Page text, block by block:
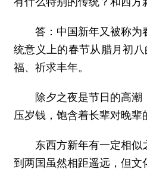
答：中国新年又被称为
统意义上的春节从腊月初
福、祈求丰年。
除夕之夜是节日的高
压岁钱，饱含着长辈对晚
东西方新年有一定相
到两国虽然相距遥远，但